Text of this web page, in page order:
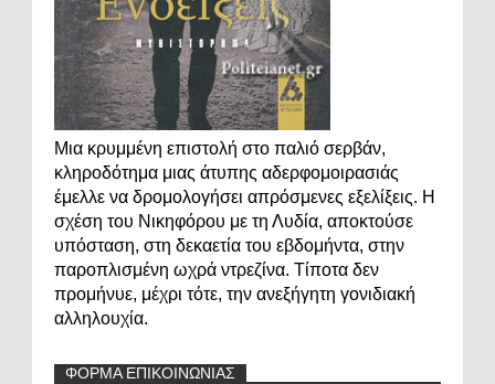
Μια κρυμμένη επιστολή στο παλιό σερβάν,
κληροδότημα μιας άτυπης αδερφομοιρασιάς
έμελλε να δρομολογήσει απρόσμενες εξελίξεις. Η
σχέση του Νικηφόρου με τη Λυδία, αποκτούσε
υπόσταση, στη δεκαετία του εβδομήντα, στην
παροπλισμένη ωχρά ντρεζίνα. Τίποτα δεν
προμήνυε, μέχρι τότε, την ανεξήγητη γονιδιακή
αλληλουχία.
ΦΟΡΜΑ ΕΠΙΚΟΙΝΩΝΙΑΣ